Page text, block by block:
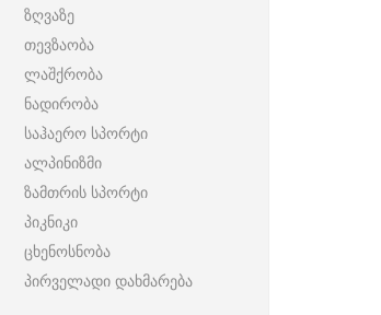
ზღვაზე
თევზაობა
ლაშქრობა
ნადირობა
საჰაერო სპორტი
ალპინიზმი
ზამთრის სპორტი
პიკნიკი
ცხენოსნობა
პირველადი დახმარება